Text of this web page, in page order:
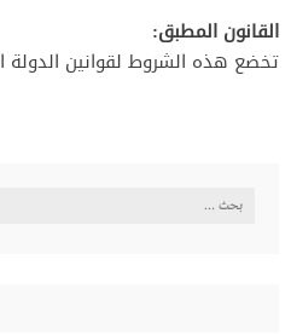
القانون المطبق:
تخضع هذه الشروط لقوانين
البحث